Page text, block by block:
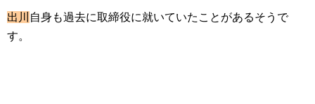
出川
自身も過去に取締役に就いていたことがあるそうで
す。